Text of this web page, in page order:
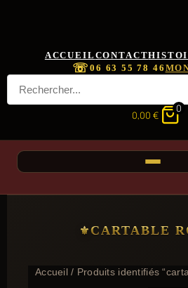
ACCUEIL CONTACT
☏06 63 55 78 46
0,00 €
0
CARTABLE
Accueil/ Produits identifiés